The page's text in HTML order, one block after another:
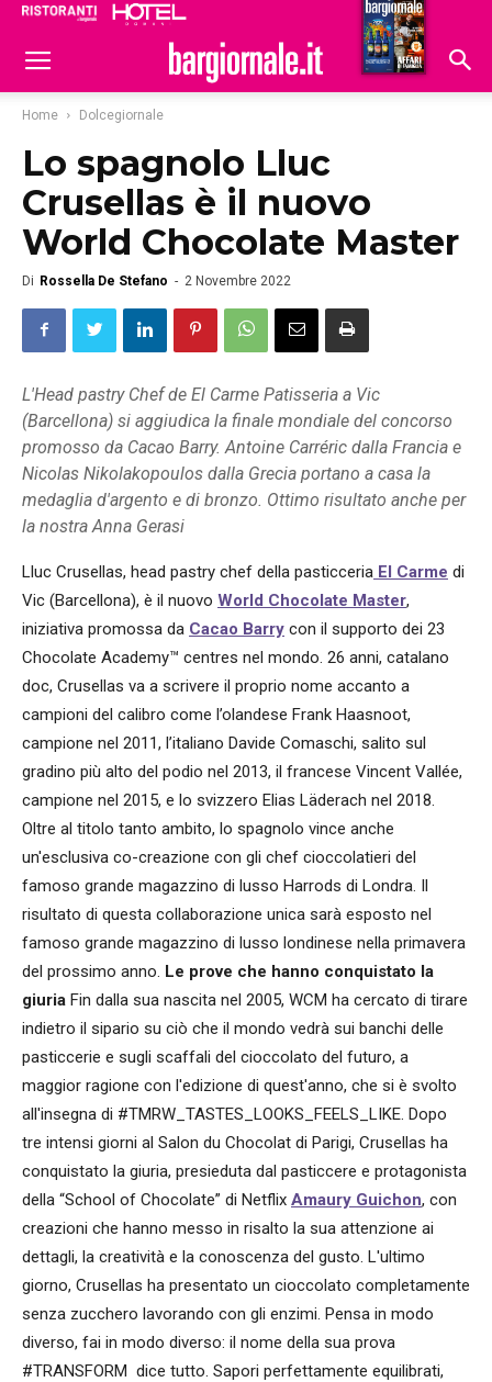
Hoteldomani
Home Dolcegiornale
Lo spagnolo Lluc
Crusellas è il nuovo
World Chocolate Master
Di Rossella De Stefano - 2 Novembre 2022
L'Head pastry Chef de El Carme Patisseria a Vic
(Barcellona) si aggiudica la finale mondiale del concorso
promosso da Cacao Barry. Antoine Carréric dalla Francia e
Nicolas Nikolakopoulos dalla Grecia portano a casa la
medaglia d'argento e di bronzo. Ottimo risultato anche per
la nostra Anna Gerasi
Lluc Crusellas, head pastry chef della pasticceria El Carme di
Vic (Barcellona), è il nuovo World Chocolate Master,
iniziativa promossa da Cacao Barry con il supporto dei 23
Chocolate Academy™ centres nel mondo. 26 anni, catalano
doc, Crusellas va a scrivere il proprio nome accanto a
campioni del calibro come l’olandese Frank Haasnoot,
campione nel 2011, l’italiano Davide Comaschi, salito sul
gradino più alto del podio nel 2013, il francese Vincent Vallée,
campione nel 2015, e lo svizzero Elias Läderach nel 2018.
Oltre al titolo tanto ambito, lo spagnolo vince anche
un'esclusiva co-creazione con gli chef cioccolatieri del
famoso grande magazzino di lusso Harrods di Londra. Il
risultato di questa collaborazione unica sarà esposto nel
famoso grande magazzino di lusso londinese nella primavera
del prossimo anno. Le prove che hanno conquistato la
giuria Fin dalla sua nascita nel 2005, WCM ha cercato di tirare
indietro il sipario su ciò che il mondo vedrà sui banchi delle
pasticcerie e sugli scaffali del cioccolato del futuro, a
maggior ragione con l'edizione di quest'anno, che si è svolto
all'insegna di #TMRW_TASTES_LOOKS_FEELS_LIKE. Dopo
tre intensi giorni al Salon du Chocolat di Parigi, Crusellas ha
conquistato la giuria, presieduta dal pasticcere e protagonista
della “School of Chocolate” di Netflix Amaury Guichon, con
creazioni che hanno messo in risalto la sua attenzione ai
dettagli, la creatività e la conoscenza del gusto. L'ultimo
giorno, Crusellas ha presentato un cioccolato completamente
senza zucchero lavorando con gli enzimi. Pensa in modo
diverso, fai in modo diverso: il nome della sua prova
#TRANSFORM dice tutto. Sapori perfettamente equilibrati,